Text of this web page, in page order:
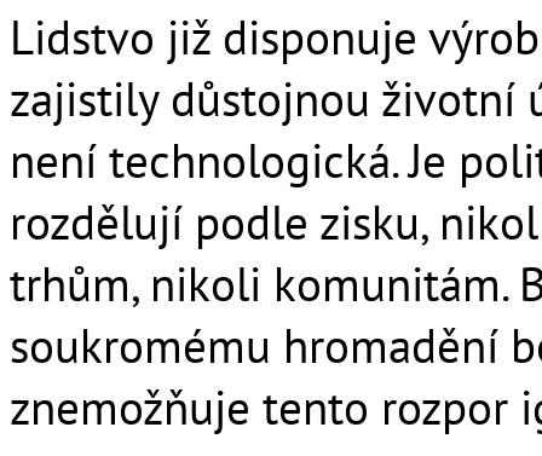
Lidstvo již disponuje
zajistily důstojnou životní
není technologická. Je
rozdělují podle zisku,
trhům, nikoli komunitám.
soukromému hromadění
znemožňuje tento rozpor